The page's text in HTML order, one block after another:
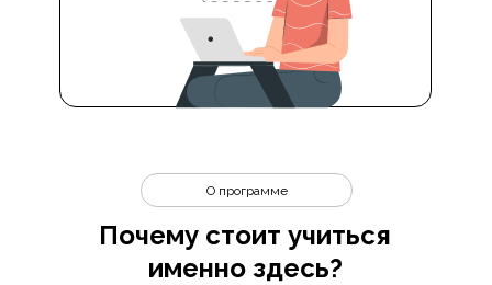
Почему стоит учиться
именно здесь?
О программе